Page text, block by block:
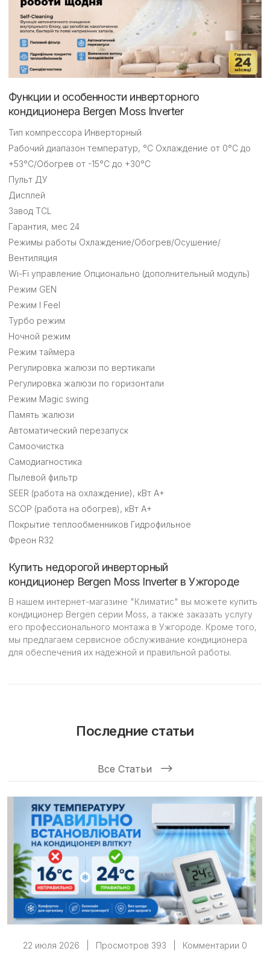
Функции и особенности инверторного
кондиционера Bergen Moss Inverter
Тип компрессора Инверторный
Рабочий диапазон температур, °С Охлаждение от 0°С до
+53°С/Обогрев от -15°С до +30°С
Пульт ДУ
Дисплей
Завод TCL
Гарантия, мес 24
Режимы работы Охлаждение/Обогрев/Осушение/
Вентиляция
Wi-Fi управление Опционально (дополнительный модуль)
Режим GEN
Режим I Feel
Турбо режим
Ночной режим
Режим таймера
Регулировка жалюзи по вертикали
Регулировка жалюзи по горизонтали
Режим Magic swing
Память жалюзи
Автоматический перезапуск
Самоочистка
Самодиагностика
Пылевой фильтр
SEER (работа на охлаждение), кВт A+
SCOP (работа на обогрев), кВт A+
Покрытие теплообменников Гидрофильное
Фреон R32
Купить недорогой инверторный
кондиционер Bergen Moss Inverter в Ужгороде
В нашем интернет-магазине "Климатис" вы можете купить
кондиционер Bergen серии Moss, а также заказать услугу
его профессионального монтажа в Ужгороде. Кроме того,
мы предлагаем сервисное обслуживание кондиционера
для обеспечения их надежной и правильной работы.
Последние статьи
Все Статьи
22 июля 2026 Просмотров 393 Комментарии 0